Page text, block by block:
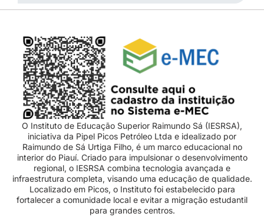
O Instituto de Educação Superior Raimundo Sá (IESRSA),
iniciativa da Pipel Picos Petróleo Ltda e idealizado por
Raimundo de Sá Urtiga Filho, é um marco educacional no
interior do Piauí. Criado para impulsionar o desenvolvimento
regional, o IESRSA combina tecnologia avançada e
infraestrutura completa, visando uma educação de qualidade.
Localizado em Picos, o Instituto foi estabelecido para
fortalecer a comunidade local e evitar a migração estudantil
para grandes centros.